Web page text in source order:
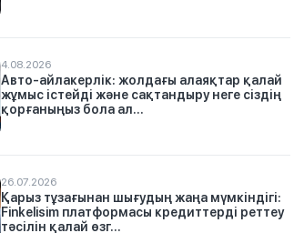
4.08.2026
Авто-айлакерлік: жолдағы алаяқтар қалай
жұмыс істейді және сақтандыру неге сіздің
қорғаныңыз бола ал...
26.07.2026
Қарыз тұзағынан шығудың жаңа мүмкіндігі:
Finkelisim платформасы кредиттерді реттеу
тәсілін қалай өзг...